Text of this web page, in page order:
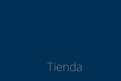
Tienda